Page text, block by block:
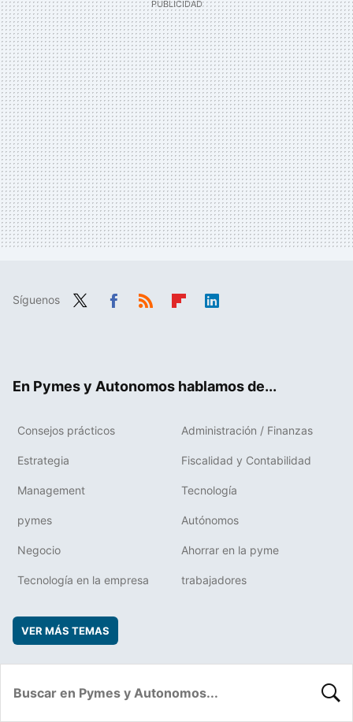
Síguenos
En Pymes y Autonomos hablamos de...
Consejos prácticos Administración / Finanzas
Estrategia Fiscalidad y Contabilidad
Management Tecnología
pymes Autónomos
Negocio Ahorrar en la pyme
Tecnología en la empresa trabajadores
VER MÁS TEMAS